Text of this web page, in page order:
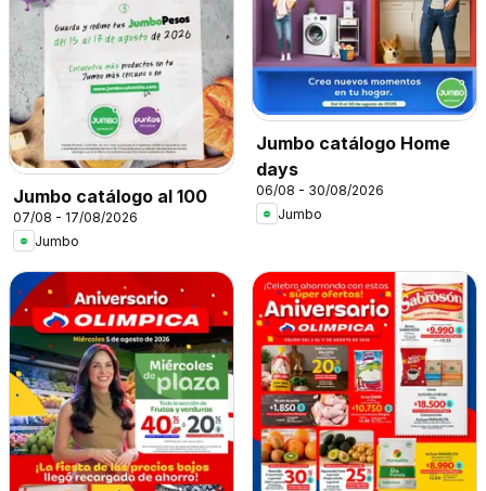
Jumbo catálogo al 100
07/08 - 17/08/2026
Jumbo
Jumbo catálogo Home
days
06/08 - 30/08/2026
Jumbo